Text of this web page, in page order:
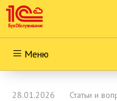
Меню
28.01.2026 Статьи и